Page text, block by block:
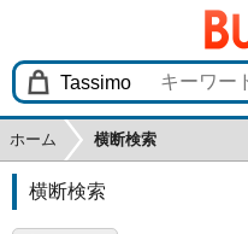
ホーム 横断検索
横断検索